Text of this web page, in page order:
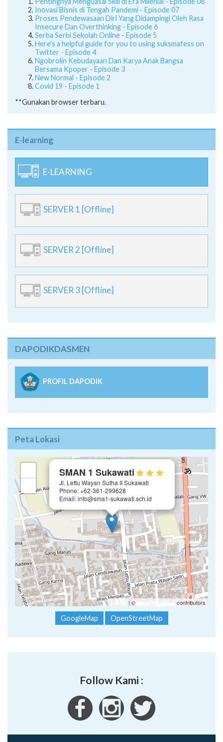
Inovasi Bisnis di Tengah Pandemi - Episode 07
Proses Pendewasaan Diri Yang Didampingi Oleh Rasa
Insecure Dan Overthinking - Episode 6
Serba Serbi Sekolah Online - Episode 5
Here's a helpful guide for you to using suksmafess on
Twitter - Episode 4
Ngobrolin Kebudayaan Dan Karya Anak Bangsa
Bersama Kpoper - Episode 3
New Normal - Episode 2
Covid 19 - Episode 1
**Gunakan browser terbaru.
E-learning
E-LEARNING
SERVER 1 [Offline]
SERVER 2 [Offline]
SERVER 3 [Offline]
DAPODIKDASMEN
PROFIL DAPODIK
Peta Lokasi
SMAN 1 Sukawati
Jl. Lettu Wayan Sutha II Sukawati
Phone: +62-361-299628
Email: info@sma1-sukawati.sch.id
Leaflet | ©OpenStreetMap contributors
GoogleMap OpenStreetMap
Follow Kami :